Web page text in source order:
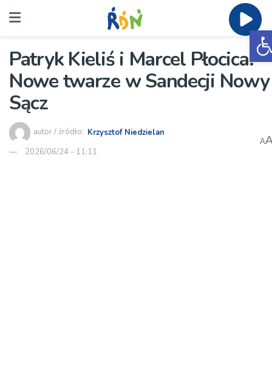
Patryk Kieliś i Marcel Płocica.
Nowe twarze w Sandecji Nowy
Sącz
autor / źródło: Krzysztof Niedzielan
2026/06/24 - 11:11
A